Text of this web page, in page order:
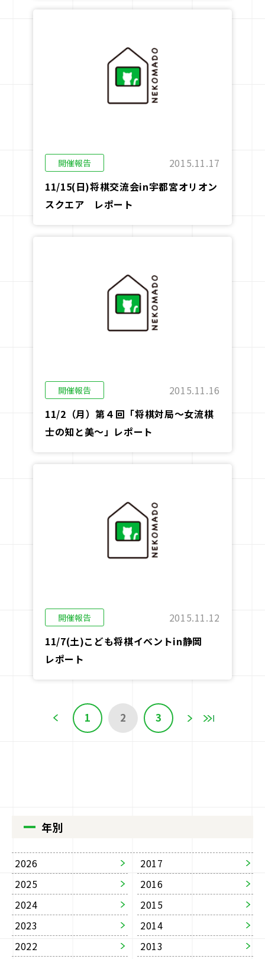
開催報告
2015.11.17
11/15(日)将棋交流会in宇都宮オリオン
スクエア レポート
開催報告
2015.11.16
11/2（月）第４回「将棋対局～女流棋
士の知と美～」レポート
開催報告
2015.11.12
11/7(土)こども将棋イベントin静岡
レポート
1 2 3
年別
2026
2025
2024
2023
2022
2017
2016
2015
2014
2013